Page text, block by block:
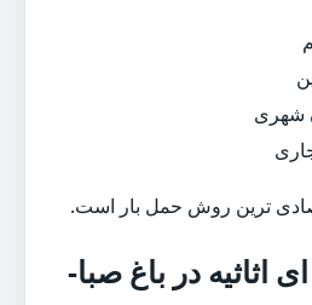
شهری
ترین روش حمل بار است.
اثاثیه در باغ صبا-